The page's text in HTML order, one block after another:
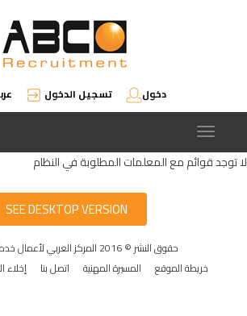
دخول تسجيل الدخول
Toggle
navigation
لا توجد قوائم مع المعلمات المطلوبة في النظام
SEE DESKTOP VERSION
حقوق النشر © 2016 المركز العربي لأعمال خدمات التوظيف
خريطة الموقع
المسيرة المهنية اتصل بنا إخلاء